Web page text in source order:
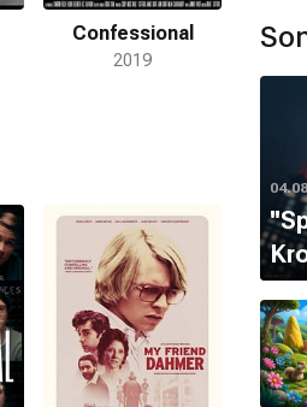
Confessional
2019